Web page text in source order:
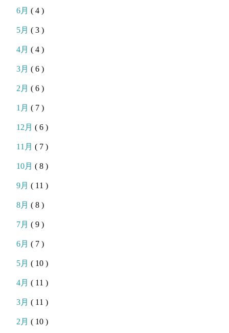
6月( 4 )
5月( 3 )
4月( 4 )
3月( 6 )
2月( 6 )
1月( 7 )
12月( 6 )
11月( 7 )
10月( 8 )
9月( 11 )
8月( 8 )
7月( 9 )
6月( 7 )
5月( 10 )
4月( 11 )
3月( 11 )
2月( 10 )